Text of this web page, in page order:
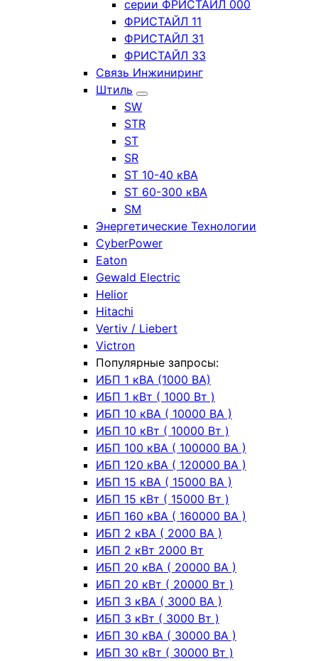
серии ФРИСТАЙЛ 000
ФРИСТАЙЛ 11
ФРИСТАЙЛ 31
ФРИСТАЙЛ 33
Связь Инжиниринг
Штиль
SW
STR
ST
SR
ST 10-40 кВА
ST 60-300 кВА
SM
Энергетические Технологии
CyberPower
Eaton
Gewald Electric
Helior
Hitachi
Vertiv / Liebert
Victron
Популярные запросы:
ИБП 1 кВА (1000 ВА)
ИБП 1 кВт ( 1000 Вт )
ИБП 10 кВА ( 10000 ВА )
ИБП 10 кВт ( 10000 Вт )
ИБП 100 кВА ( 100000 ВА )
ИБП 120 кВА ( 120000 ВА )
ИБП 15 кВА ( 15000 ВА )
ИБП 15 кВт ( 15000 Вт )
ИБП 160 кВА ( 160000 ВА )
ИБП 2 кВА ( 2000 ВА )
ИБП 2 кВт 2000 Вт
ИБП 20 кВА ( 20000 ВА )
ИБП 20 кВт ( 20000 Вт )
ИБП 3 кВА ( 3000 ВА )
ИБП 3 кВт ( 3000 Вт )
ИБП 30 кВА ( 30000 ВА )
ИБП 30 кВт ( 30000 Вт )